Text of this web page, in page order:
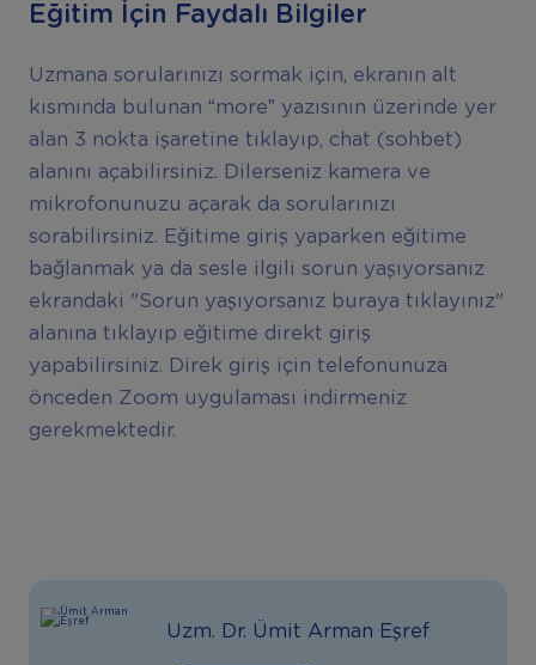
Eğitim İçin Faydalı Bilgiler
Uzmana sorularınızı sormak için, ekranın alt
kısmında bulunan “more” yazısının üzerinde yer
alan 3 nokta işaretine tıklayıp, chat (sohbet)
alanını açabilirsiniz. Dilerseniz kamera ve
mikrofonunuzu açarak da sorularınızı
sorabilirsiniz. Eğitime giriş yaparken eğitime
bağlanmak ya da sesle ilgili sorun yaşıyorsanız
ekrandaki "Sorun yaşıyorsanız buraya tıklayınız"
alanına tıklayıp eğitime direkt giriş
yapabilirsiniz. Direk giriş için telefonunuza
önceden Zoom uygulaması indirmeniz
gerekmektedir.
Uzm. Dr. Ümit Arman Eşref